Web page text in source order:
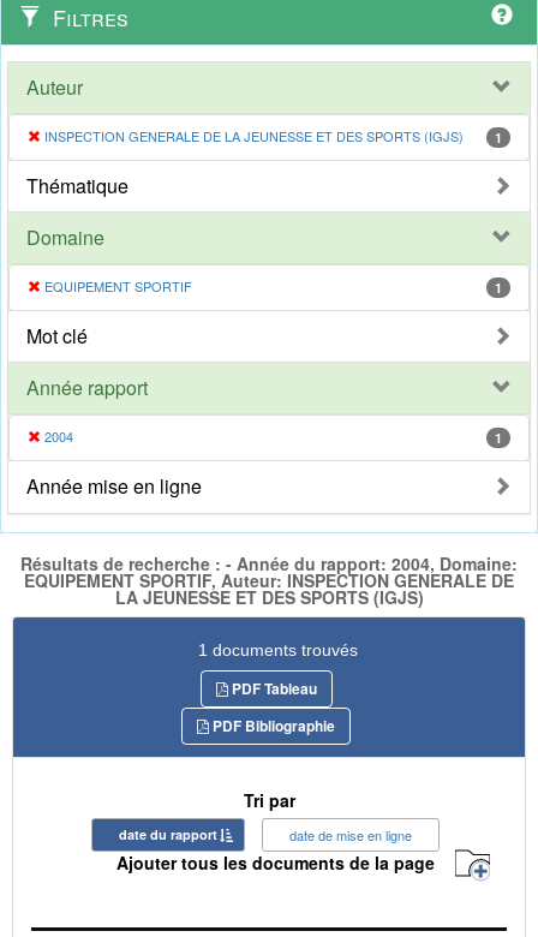
Filtres
Auteur
INSPECTION GENERALE DE LA JEUNESSE ET DES SPORTS (IGJS) 1
Thématique
Domaine
EQUIPEMENT SPORTIF 1
Mot clé
Année rapport
2004 1
Année mise en ligne
Résultats de recherche : - Année du rapport: 2004, Domaine:
EQUIPEMENT SPORTIF, Auteur: INSPECTION GENERALE DE
LA JEUNESSE ET DES SPORTS (IGJS)
1 documents trouvés
PDF Tableau
PDF Bibliographie
Tri par
date du rapport date de mise en ligne
Ajouter tous les documents de la page